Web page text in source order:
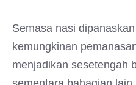
Semasa nasi
kemungkinan
menjadikan sesetengah